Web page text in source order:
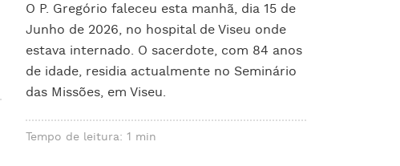
O P. Gregório faleceu esta manhã, dia 15 de
Junho de 2026, no hospital de Viseu onde
estava internado. O sacerdote, com 84 anos
de idade, residia actualmente no Seminário
das Missões, em Viseu.
Tempo de leitura: 1 min